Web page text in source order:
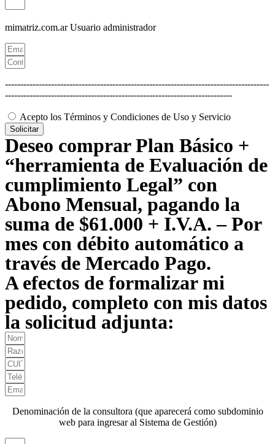
mimatriz.com.ar Usuario administrador
--------------------------------------------------------------------------------------
--------------------------------------------------------------------------
Acepto los Términos y Condiciones de Uso y Servicio
Solicitar
Deseo comprar Plan Básico +
“herramienta de Evaluación de
cumplimiento Legal” con
Abono Mensual, pagando la
suma de $61.000 + I.V.A. – Por
mes con débito automático a
través de Mercado Pago.
A efectos de formalizar mi
pedido, completo con mis datos
la solicitud adjunta:
Denominación de la consultora (que aparecerá como subdominio
web para ingresar al Sistema de Gestión)